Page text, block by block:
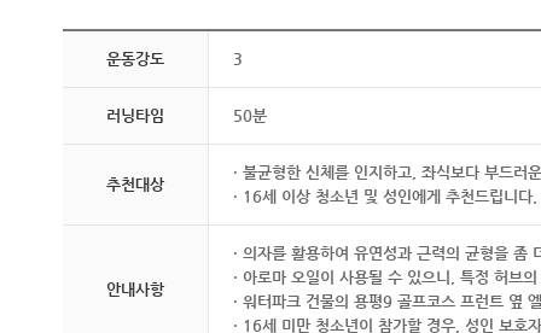
운동강도 3
러닝타임 50분
추천대상
· 불균형한 신체를 인지하고, 좌식보다 부드러
· 16세 이상 청소년 및 성인에게 추천드립니다.
안내사항
· 의자를 활용하여 유연성과 근력의 균형을 좀
· 아로마 오일이 사용될 수 있으니, 특정 허브
· 워터파크 건물의 용평9 골프코스 프런트 옆
· 16세 미만 청소년이 참가할 경우, 성인 보호